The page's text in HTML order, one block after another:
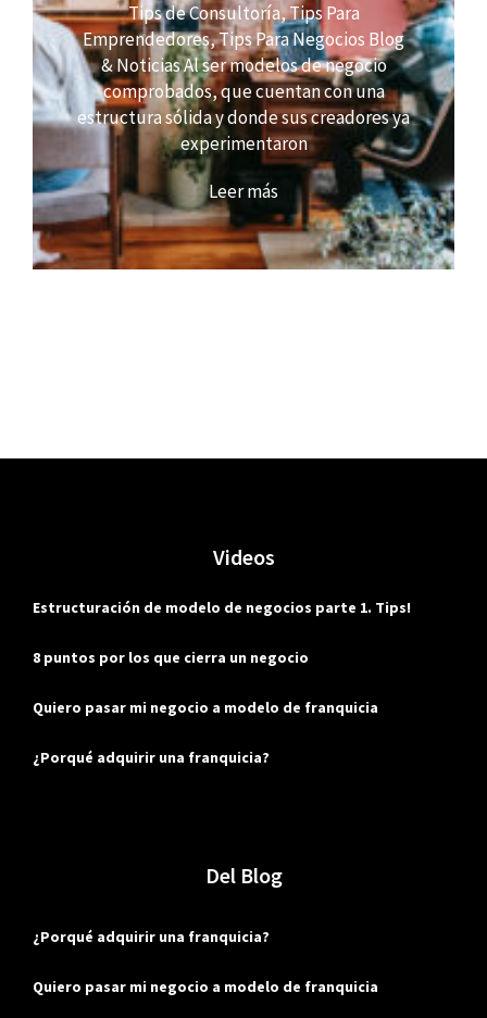
Tips de Consultoría, Tips Para
Emprendedores, Tips Para Negocios Blog
& Noticias Al ser modelos de negocio
comprobados, que cuentan con una
estructura sólida y donde sus creadores ya
experimentaron
Leer más
Videos
Estructuración de modelo de negocios parte 1. Tips!
8 puntos por los que cierra un negocio
Quiero pasar mi negocio a modelo de franquicia
¿Porqué adquirir una franquicia?
Del Blog
¿Porqué adquirir una franquicia?
Quiero pasar mi negocio a modelo de franquicia